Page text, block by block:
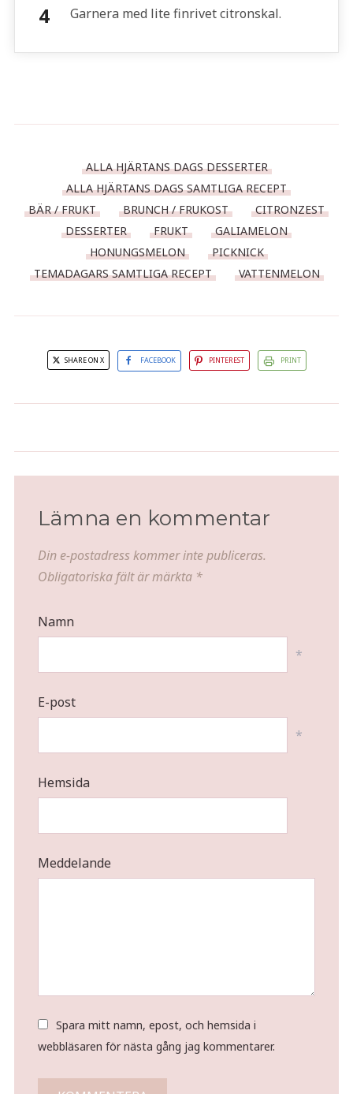
Garnera med lite finrivet citronskal.
ALLA HJÄRTANS DAGS DESSERTER
ALLA HJÄRTANS DAGS SAMTLIGA RECEPT
BÄR / FRUKT
BRUNCH / FRUKOST
CITRONZEST
DESSERTER
FRUKT
GALIAMELON
HONUNGSMELON
PICKNICK
TEMADAGARS SAMTLIGA RECEPT
VATTENMELON
SHARE ON X FACEBOOK PINTEREST PRINT
Lämna en kommentar
Din e-postadress kommer inte publiceras.
Obligatoriska fält är märkta *
Namn
*
E-post
*
Hemsida
Meddelande
Spara mitt namn, epost, och hemsida i
webbläsaren för nästa gång jag kommentarer.